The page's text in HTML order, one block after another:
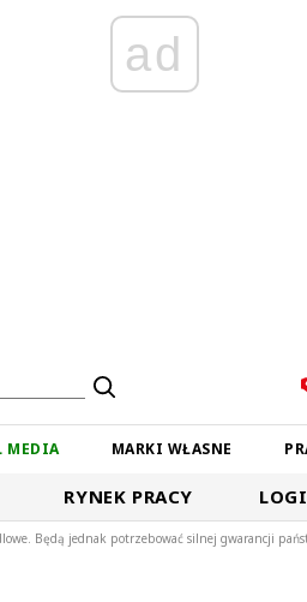
ad
MEDIA MARKI WŁASNE
RYNEK PRACY
Będą jednak potrzebować silnej gwarancji